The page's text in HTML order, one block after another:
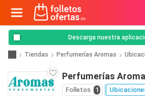
Descarga nuestra
Tiendas Perfumerías Aromas
Perfumerías
Folletos 1